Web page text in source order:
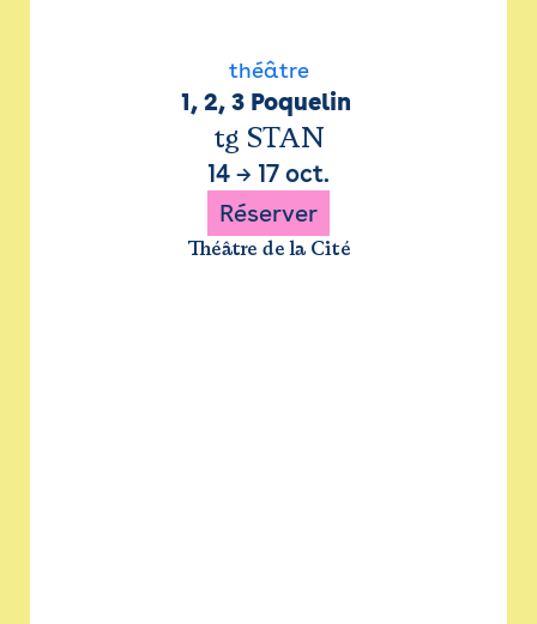
théâtre
1, 2, 3 Poquelin
tg STAN
14 → 17 oct.
Réserver
Théâtre de la Cité